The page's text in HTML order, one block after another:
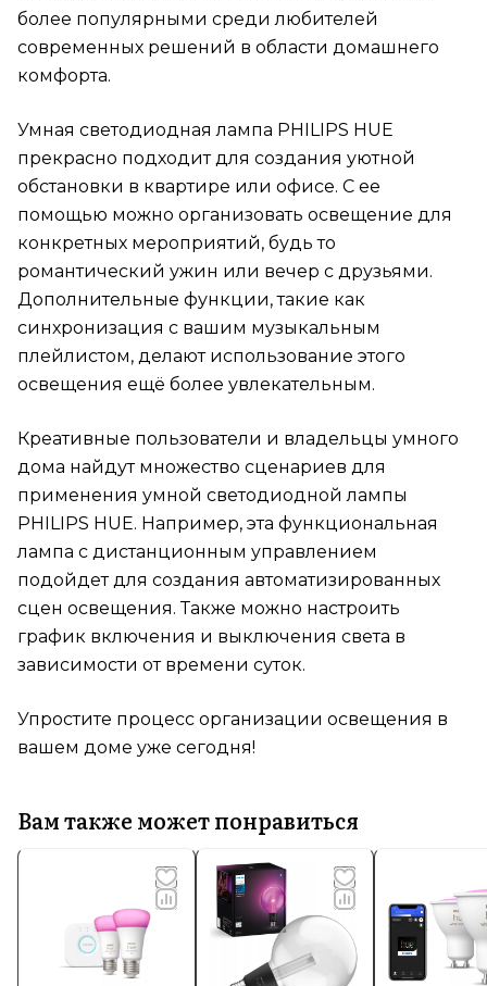
более популярными среди любителей
современных решений в области домашнего
комфорта.
Умная светодиодная лампа PHILIPS HUE
прекрасно подходит для создания уютной
обстановки в квартире или офисе. С ее
помощью можно организовать освещение для
конкретных мероприятий, будь то
романтический ужин или вечер с друзьями.
Дополнительные функции, такие как
синхронизация с вашим музыкальным
плейлистом, делают использование этого
освещения ещё более увлекательным.
Креативные пользователи и владельцы умного
дома найдут множество сценариев для
применения умной светодиодной лампы
PHILIPS HUE. Например, эта функциональная
лампа с дистанционным управлением
подойдет для создания автоматизированных
сцен освещения. Также можно настроить
график включения и выключения света в
зависимости от времени суток.
Упростите процесс организации освещения в
вашем доме уже сегодня!
Вам также может понравиться